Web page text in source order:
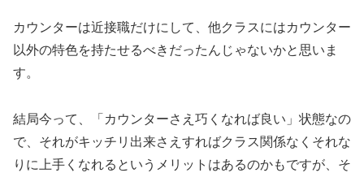
カウンターは近接職だけにして、他クラスにはカウンター
以外の特色を持たせるべきだったんじゃないかと思いま
す。
結局今って、「カウンターさえ巧くなれば良い」状態なの
で、それがキッチリ出来さえすればクラス関係なくそれな
りに上手くなれるというメリットはあるのかもですが、そ